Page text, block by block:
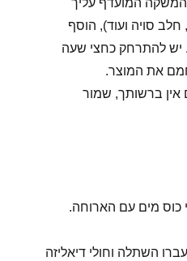
המשקה המועדף עליך
חלב סויה ועוד), הוסף
יש להתרחק כחצי שעה
את המוצר.
אין ברשותך, שמור
השתלה וחולי דיאליזה